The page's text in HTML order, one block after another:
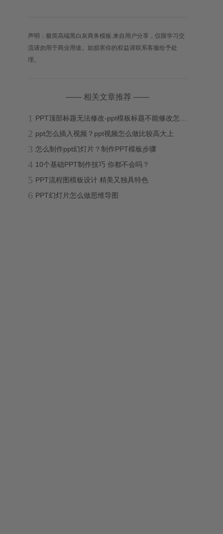
声明：极简高端黑白灰商务模板.来自用户分享，仅限学习交
流请勿用于商业用途。如损害你的权益请联系客服给予处
理。
—— 相关文章推荐 ——
1 PPT顶部标题无法修改-ppt模板标题不能修改怎么办？
2 ppt怎么插入视频？ppt视频怎么做比较高大上
3 怎么制作ppt幻灯片？制作PPT模板步骤
4 10个基础PPT制作技巧 你都不会吗？
5 PPT流程图模板设计 精美又独具特色
6 PPT幻灯片怎么做思维导图